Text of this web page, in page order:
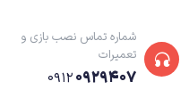
بخشی از جذابیت های این بازی
دو نفره بازی کردن رو هم داراست.
شماره تماس نصب بازی و
تعمیرات
۰۹۱۲۰۹۲۹۴۰۷